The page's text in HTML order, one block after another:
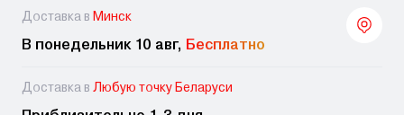
Доставка в Минск
В понедельник 10 авг, Бесплатно
Доставка в Любую точку Беларуси